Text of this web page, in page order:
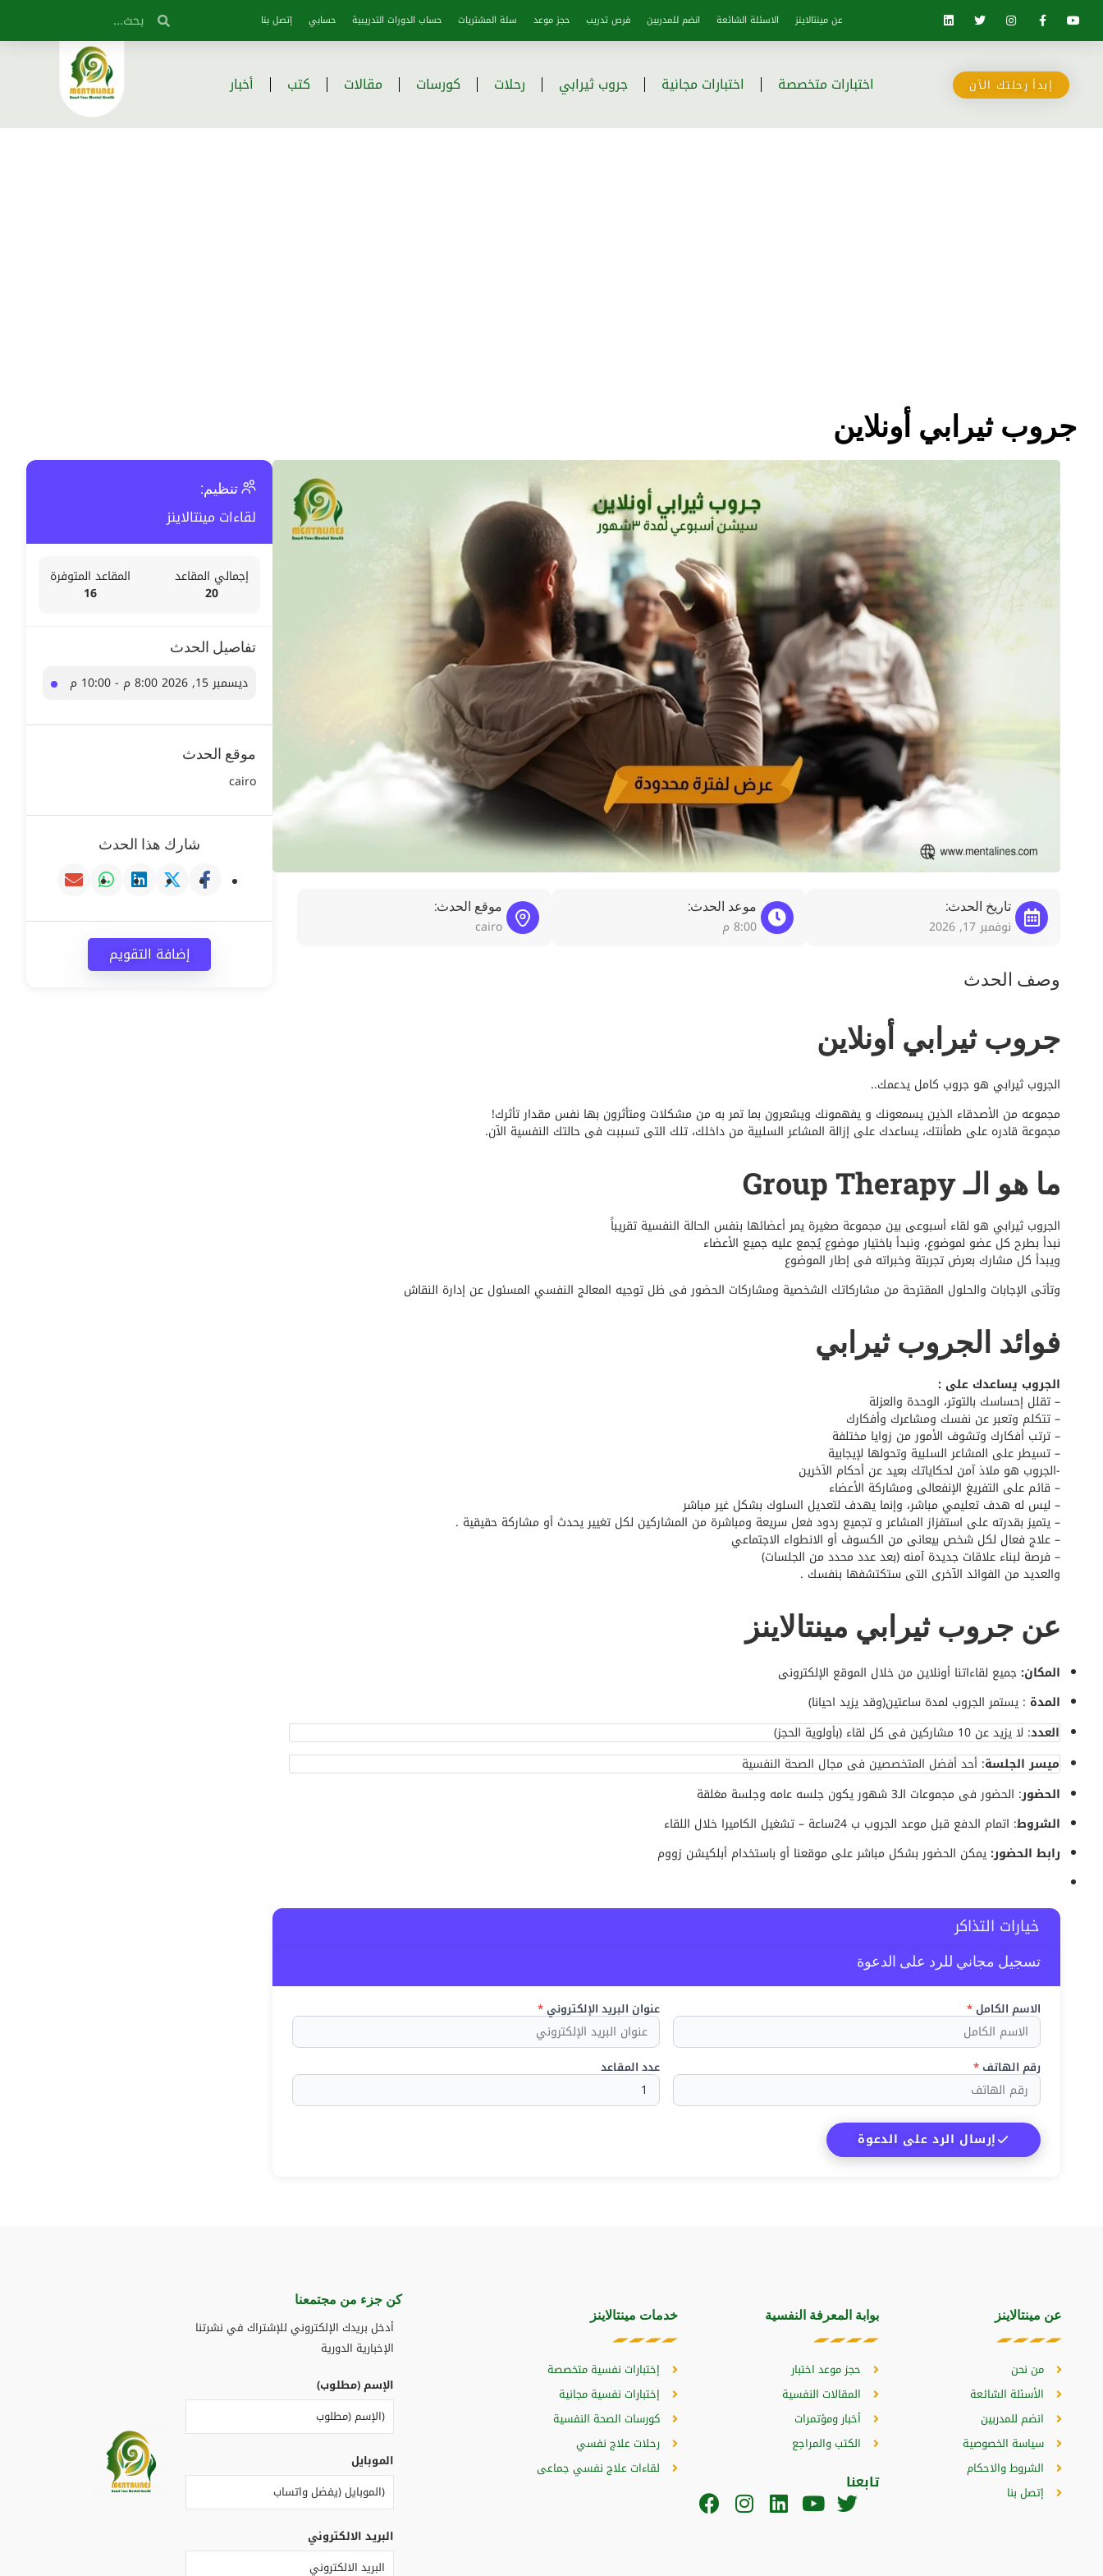
عن مينتالاينز الاسئلة الشائعة انضم للمدربين فرص تدريب حجز موعد سلة المشتريات حساب الدورات التدريبية حسابي إتصل بنا
إبدأ رحلتك الآن اختبارات متخصصة اختبارات مجانية جروب ثيرابي رحلات كورسات مقالات كتب أخبار
جروب ثيرابي أونلاين
تاريخ الحدث:
نوفمبر 17, 2026
موعد الحدث:
8:00 م
موقع الحدث:
cairo
وصف الحدث
جروب ثيرابي أونلاين
الجروب ثيرابي هو جروب كامل يدعمك..
مجموعه من الأصدقاء الذين يسمعونك و يفهمونك ويشعرون بما تمر به من مشكلات ومتأثرون بها نفس مقدار تأثرك!
مجموعة قادره على طمأنتك، يساعدك على إزالة المشاعر السلبية من داخلك، تلك التى تسببت فى حالتك النفسية الآن.
ما هو الـ Group Therapy
الجروب ثيرابي هو لقاء أسبوعى بين مجموعة صغيرة يمر أعضائها بنفس الحالة النفسية تقريباً
نبدأ بطرح كل عضو لموضوع، ونبدأ باختيار موضوع يُجمع عليه جميع الأعضاء
ويبدأ كل مشارك بعرض تجربتة وخبراته فى إطار الموضوع
وتأتى الإجابات والحلول المقترحة من مشاركاتك الشخصية ومشاركات الحضور فى ظل توجيه المعالج النفسي المسئول عن إدارة النقاش
فوائد الجروب ثيرابي
الجروب يساعدك على :
– تقلل إحساسك بالتوتر، الوحدة والعزلة
– تتكلم وتعبر عن نفسك ومشاعرك وأفكارك
– ترتب أفكارك وتشوف الأمور من زوايا مختلفة
– تسيطر على المشاعر السلبية وتحولها لإيجابية
-الجروب هو ملاذ آمن لحكاياتك بعيد عن أحكام الآخرين
– قائم على التفريغ الإنفعالى ومشاركة الأعضاء
– ليس له هدف تعليمي مباشر، وإنما يهدف لتعديل السلوك بشكل غير مباشر
– يتميز بقدرته على استفزاز المشاعر و تجميع ردود فعل سريعة ومباشرة من المشاركين لكل تغيير يحدث أو مشاركة حقيقية .
– علاج فعال لكل شخص بيعانى من الكسوف أو الانطواء الاجتماعي
– فرصة لبناء علاقات جديدة آمنه (بعد عدد محدد من الجلسات)
والعديد من الفوائد الآخرى التى ستكتشفها بنفسك .
عن جروب ثيرابي مينتالاينز
المكان:جميع لقاءاتنا أونلاين من خلال الموقع الإلكترونى
المدة : يستمر الجروب لمدة ساعتين(وقد يزيد احيانا)
العدد: لا يزيد عن 10 مشاركين فى كل لقاء (بأولوية الحجز)
ميسر الجلسة: أحد أفضل المتخصصين فى مجال الصحة النفسية
الحضور: الحضور فى مجموعات الـ3 شهور يكون جلسه عامه وجلسة مغلقة
الشروط: اتمام الدفع قبل موعد الجروب ب 24ساعة – تشغيل الكاميرا خلال اللقاء
رابط الحضور:يمكن الحضور بشكل مباشر على موقعنا أو باستخدام أبلكيشن زووم
خيارات التذاكر
تسجيل مجاني للرد على الدعوة
الاسم الكامل* عنوان البريد الإلكتروني *
رقم الهاتف* عدد المقاعد
إرسال الرد على الدعوة
تنظيم:
لقاءات مينتالاينز
إجمالي المقاعد
20
المقاعد المتوفرة
16
تفاصيل الحدث
ديسمبر 15, 2026 8:00 م - 10:00 م
موقع الحدث
cairo
شارك هذا الحدث
إضافة التقويم
عن مينتالاينز
من نحن
الأسئلة الشائعة
انضم للمدربين
سياسة الخصوصية
الشروط والاحكام
إتصل بنا
بوابة المعرفة النفسية
حجز موعد اختبار
المقالات النفسية
أخبار ومؤتمرات
الكتب والمراجع
تابعنا
خدمات مينتالاينز
إختبارات نفسية متخصصة
إختبارات نفسية مجانية
كورسات الصحة النفسية
رحلات علاج نفسي
لقاءات علاج نفسي جماعى
كن جزء من مجتمعنا​
أدخل بريدك الإلكتروني للإشتراك في نشرتنا
الإخبارية الدورية
الإسم (مطلوب)
الموبايل
البريد الالكتروني